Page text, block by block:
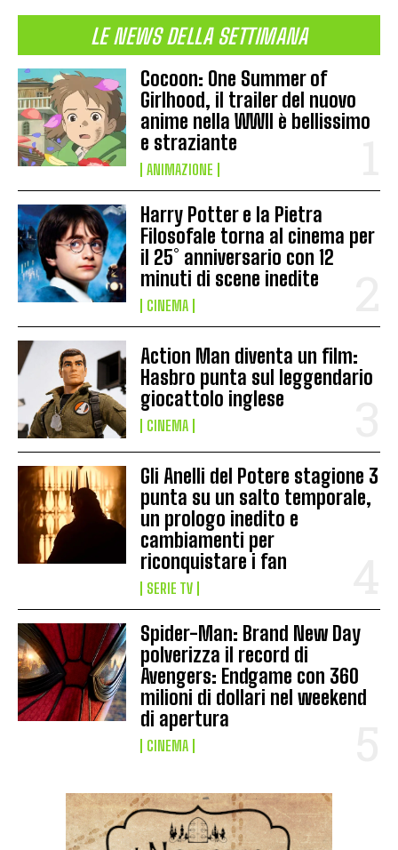
LE NEWS DELLA SETTIMANA
Cocoon: One Summer of
Girlhood, il trailer del nuovo
anime nella WWII è bellissimo
e straziante
ANIMAZIONE
Harry Potter e la Pietra
Filosofale torna al cinema per
il 25° anniversario con 12
minuti di scene inedite
CINEMA
Action Man diventa un film:
Hasbro punta sul leggendario
giocattolo inglese
CINEMA
Gli Anelli del Potere stagione 3
punta su un salto temporale,
un prologo inedito e
cambiamenti per
riconquistare i fan
SERIE TV
Spider-Man: Brand New Day
polverizza il record di
Avengers: Endgame con 360
milioni di dollari nel weekend
di apertura
CINEMA